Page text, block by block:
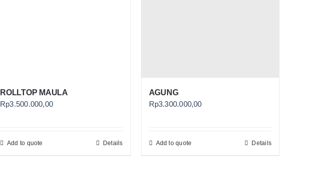
ROLLTOP MAULA
Rp3.500.000,00
Add to quote Details
AGUNG
Rp3.300.000,00
Add to quote Details